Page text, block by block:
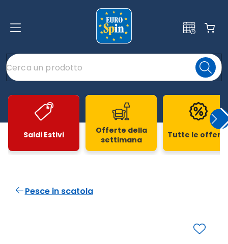
Saldi Estivi
Offerte della
settimana
Tutte le
Pesce in scatola